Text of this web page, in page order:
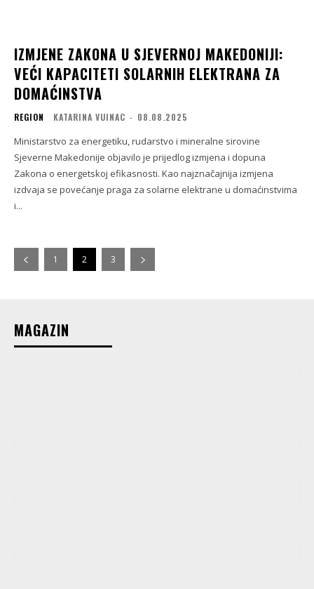
IZMJENE ZAKONA U SJEVERNOJ MAKEDONIJI:
VEĆI KAPACITETI SOLARNIH ELEKTRANA ZA
DOMAĆINSTVA
REGION KATARINA VUINAC - 08.08.2025
Ministarstvo za energetiku, rudarstvo i mineralne sirovine
Sjeverne Makedonije objavilo je prijedlog izmjena i dopuna
Zakona o energetskoj efikasnosti. Kao najznačajnija izmjena
izdvaja se povećanje praga za solarne elektrane u domaćinstvima
i...
1 2 3
MAGAZIN